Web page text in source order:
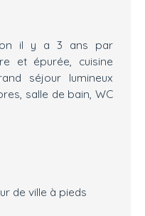
il y a 3 ans par
et épurée, cuisine
séjour lumineux
salle de bain, WC
de ville à pieds